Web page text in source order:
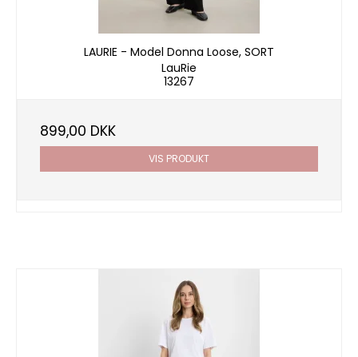
LAURIE - Model Donna Loose, SORT
LauRie
13267
899,00 DKK
VIS PRODUKT